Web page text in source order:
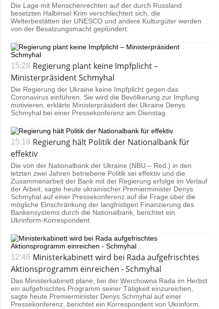
Die Lage mit Menschenrechten auf der durch Russland
besetzten Halbinsel Krim verschlechtert sich, die
Welterbestätten der UNESCO und andere Kulturgüter werden
von der Besatzungsmacht geplündert.
15:28 Regierung plant keine Impfplicht –
Ministerpräsident Schmyhal
Die Regierung der Ukraine keine Impfplicht gegen das
Coronavirus einführen. Sie wird die Bevölkerung zur Impfung
motivieren, erklärte Ministerpräsident der Ukraine Denys
Schmyhal bei einer Pressekonferenz am Dienstag.
15:19 Regierung hält Politik der Nationalbank für
effektiv
Die von der Nationalbank der Ukraine (NBU – Red.) in den
letzten zwei Jahren betriebene Politik sei effektiv und die
Zusammenarbeit der Bank mit der Regierung erfolge im Verlauf
der Arbeit, sagte heute ukrainischer Premierminister Denys
Schmyhal auf einer Pressekonferenz auf die Frage über die
mögliche Einschränkung der langfristigen Finanzierung des
Bankensystems durch die Nationalbank, berichtet ein
Ukrinform-Korrespondent.
12:46 Ministerkabinett wird bei Rada aufgefrischtes
Aktionsprogramm einreichen - Schmyhal
Das Ministerkabinett plane, bei der Werchowna Rada im Herbst
ein aufgefrischtes Programm seiner Tätigkeit einzureichen,
sagte heute Premierminister Denys Schmyhal auf einer
Pressekonferenz, berichtet ein Korrespondent von Ukrinform.